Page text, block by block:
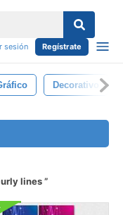
sesión Regístrate
Decorativo
lines